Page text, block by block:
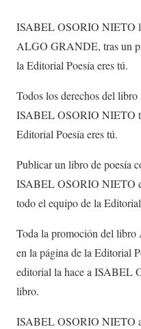
ISABEL OSORIO NIETO
ALGO GRANDE, tras un
la Editorial Poesía eres tú.
Todos los derechos del
ISABEL OSORIO NIETO
Editorial Poesía eres tú.
Publicar un libro de
ISABEL OSORIO NIETO
todo el equipo de la
Toda la promoción del
en la página de la Editorial
editorial la hace a ISABEL
libro.
ISABEL OSORIO NIETO